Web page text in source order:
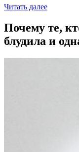
Читать далее
Почему те,
блудила и